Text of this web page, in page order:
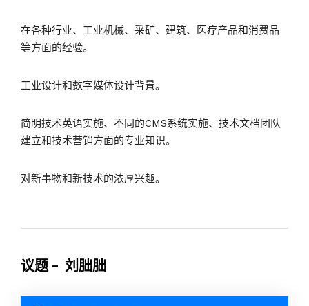
在各种行业、工业机械、采矿、建筑、医疗产品和消费品
等方面的经验。
工业设计和数字媒体设计背景。
简明技术英语实施、不同的CMS系统实施、技术文档团队
建立和技术营销方面的专业知识。
对新事物和新技术的浓厚兴趣。
议题 - 刘朏朏